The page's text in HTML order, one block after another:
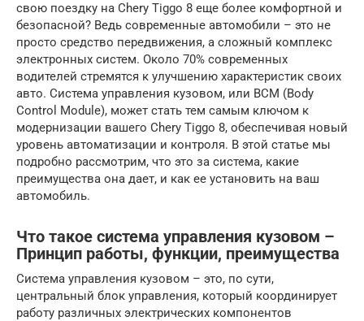
свою поездку на Chery Tiggo 8 еще более комфортной и
безопасной? Ведь современные автомобили – это не
просто средство передвижения, а сложный комплекс
электронных систем. Около 70% современных
водителей стремятся к улучшению характеристик своих
авто. Система управления кузовом, или BCM (Body
Control Module), может стать тем самым ключом к
модернизации вашего Chery Tiggo 8, обеспечивая новый
уровень автоматизации и контроля. В этой статье мы
подробно рассмотрим, что это за система, какие
преимущества она дает, и как ее установить на ваш
автомобиль.
Что такое система управления кузовом –
Принцип работы, функции, преимущества
Система управления кузовом – это, по сути,
центральный блок управления, который координирует
работу различных электрических компонентов